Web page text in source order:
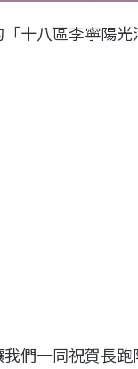
十八區李寧陽
們一同祝賀長